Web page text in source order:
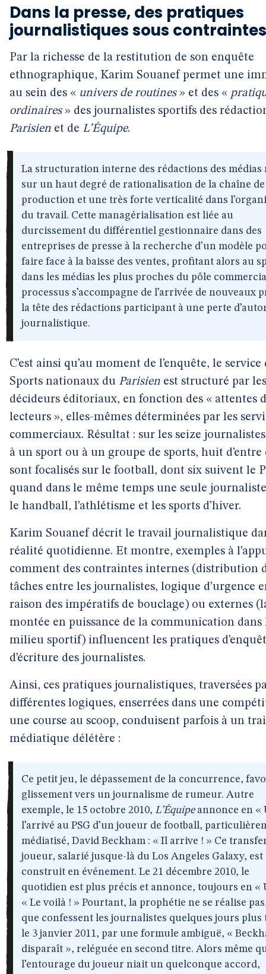
Dans la presse, des pratiques
journalistiques sous contraintes
Par la richesse de la restitution de son enquête
ethnographique, Karim Souanef permet une
au sein des « univers de routines» et des «
ordinaires» des journalistes sportifs des
Parisien et de L’Équipe.
La structuration interne des rédactions des médias
sur un haut degré de rationalisation de la chaîne de
production et une très forte verticalité dans
du travail. Cette managérialisation est liée au
durcissement du différentiel gestionnaire dans des
entreprises de presse à la recherche d’un modèle
faire face à la baisse des ventes, profitant alors au
dans les médias les plus proches du pôle
processus s’accompagne de l’arrivée de nouveaux
la tête des rédactions participant à une perte
journalistique.
C’est ainsi qu’au moment de l’enquête, le service
Sports nationaux du Parisien est structuré par les
décideurs éditoriaux, en fonction des « attentes
lecteurs », elles-mêmes déterminées par les
commerciaux. Résultat : sur les seize
à un sport ou à un groupe de sports, huit d’entre
sont focalisés sur le football, dont six suivent le
quand dans le même temps une seule
le handball, l’athlétisme et les sports d’hiver.
Karim Souanef décrit le travail journalistique
réalité quotidienne. Et montre, exemples à
comment des contraintes internes (distribution
tâches entre les journalistes, logique d’urgence
raison des impératifs de bouclage) ou externes
montée en puissance de la communication dans
milieu sportif) influencent les pratiques
d’écriture des journalistes.
Ainsi, ces pratiques journalistiques, traversées
différentes logiques, enserrées dans une
une course au scoop, conduisent parfois à un
médiatique délétère :
Ce petit jeu, le dépassement de la concurrence,
glissement vers un journalisme de rumeur. Autre
exemple, le 15 octobre 2010, L’Équipeannonce en «
l’arrivé au PSG d’un joueur de football,
médiatisé, David Beckham : « Il arrive ! » Ce
joueur, salarié jusque-là du Los Angeles Galaxy, est
construit en événement. Le 21 décembre 2010, le
quotidien est plus précis et annonce, toujours en «
« Le voilà ! » Pourtant, la prophétie ne se réalise
que confessent les journalistes quelques jours plus
le 3 janvier 2011, par une formule ambiguë, «
disparaît », reléguée en second titre. Alors même
l’entourage du joueur niait un quelconque accord,